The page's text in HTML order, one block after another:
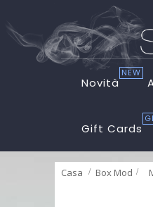
Novità
NEW
Gift Cards
Casa Box Mod >